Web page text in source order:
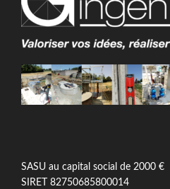
SASU au capital social de 2000 €
SIRET 82750685800014